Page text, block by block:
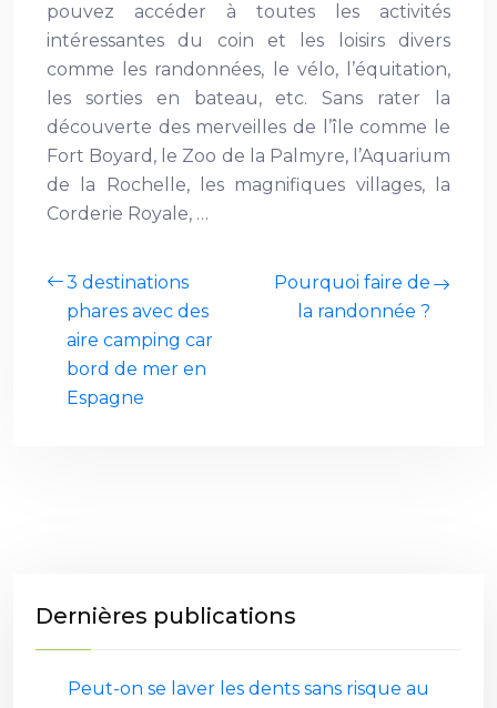
pouvez accéder à toutes les activités
intéressantes du coin et les loisirs divers
comme les randonnées, le vélo, l’équitation,
les sorties en bateau, etc. Sans rater la
découverte des merveilles de l’île comme le
Fort Boyard, le Zoo de la Palmyre, l’Aquarium
de la Rochelle, les magnifiques villages, la
Corderie Royale, …
3 destinations
phares avec des
aire camping car
bord de mer en
Espagne
Pourquoi faire de
la randonnée ?
Dernières publications
Peut-on se laver les dents sans risque au